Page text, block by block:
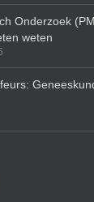
Onderzoek
weten